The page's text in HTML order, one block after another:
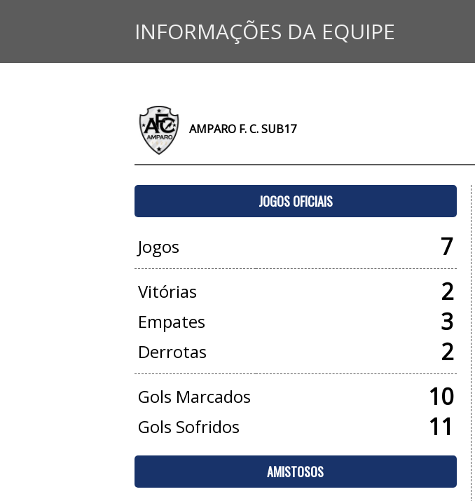
INFORMAÇÕES DA EQUIPE
AMPARO F. C. SUB17
JOGOS OFICIAIS
Jogos 7
Vitórias 2
Empates 3
Derrotas 2
Gols Marcados 10
Gols Sofridos 11
AMISTOSOS